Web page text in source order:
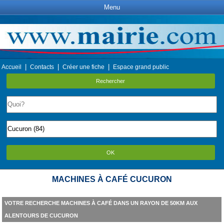
Menu
Accueil Contacts Créer une fiche Espace grand public
Rechercher
OK
MACHINES À CAFÉ CUCURON
VOTRE RECHERCHE MACHINES À CAFÉ DANS UN RAYON DE 50KM AUX
ALENTOURS DE CUCURON